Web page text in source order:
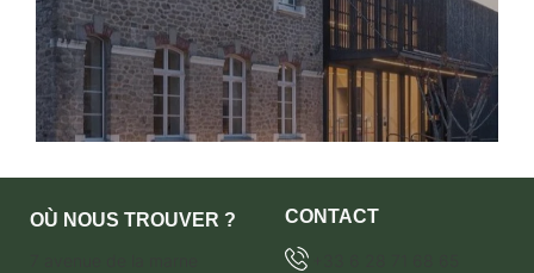
OÙ NOUS TROUVER ?
CONTACT